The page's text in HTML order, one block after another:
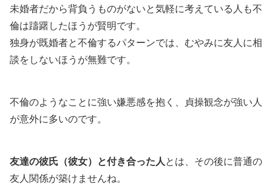
未婚者だから背負うものがないと気軽に考えている人も不
倫は躊躇したほうが賢明です。
独身が既婚者と不倫するパターンでは、むやみに友人に相
談をしないほうが無難です。
不倫のようなことに強い嫌悪感を抱く、貞操観念が強い人
が意外に多いのです。
友達の彼氏（彼女）と付き合った人 とは、その後に普通の
友人関係が築けませんね。